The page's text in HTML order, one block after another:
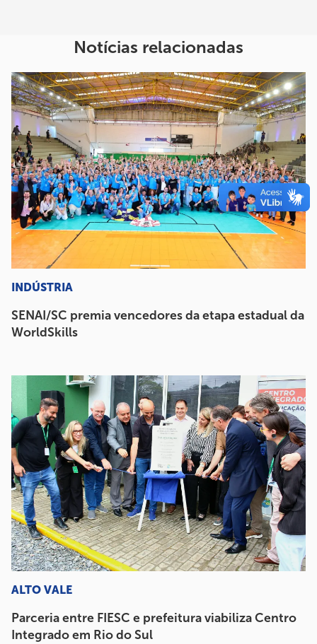
Notícias relacionadas
INDÚSTRIA
SENAI/SC premia vencedores da etapa estadual da
WorldSkills
ALTO VALE
Parceria entre FIESC e prefeitura viabiliza Centro
Integrado em Rio do Sul